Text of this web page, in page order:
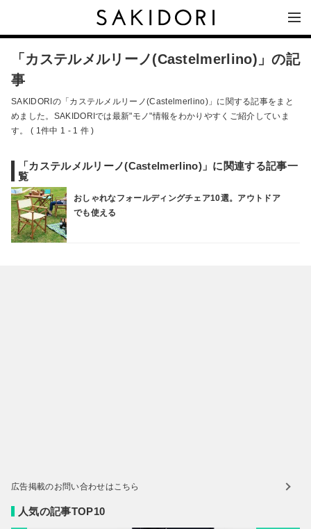
「カステルメルリーノ(Castelmerlino)」の記
事
SAKIDORIの「カステルメルリーノ(Castelmerlino)」に関する記事をまと
めました。SAKIDORIでは最新"モノ"情報をわかりやすくご紹介していま
す。 ( 1件中 1 - 1 件 )
「カステルメルリーノ(Castelmerlino)」に関連する記事一
覧
おしゃれなフォールディングチェア10選。アウトドア
でも使える
広告掲載のお問い合わせはこちら
人気の記事TOP10